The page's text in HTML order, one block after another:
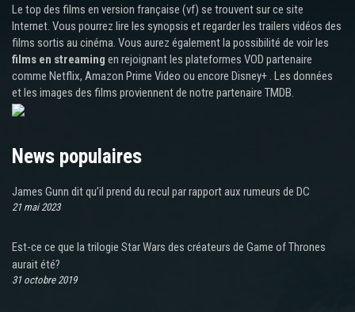
Le top des films en version française (vf) se trouvent sur ce site
Internet. Vous pourrez lire les synopsis et regarder les trailers vidéos des
films sortis au cinéma. Vous aurez également la possibilité de voir les
films en streaming en rejoignant les plateformes VOD partenaire
comme Netflix, Amazon Prime Video ou encore Disney+ . Les données
et les images des films proviennent de notre partenaire TMDB.
News populaires
James Gunn dit qu’il prend du recul par rapport aux rumeurs de DC
21 mai 2023
Est-ce ce que la trilogie Star Wars des créateurs de Game of Thrones
aurait été?
31 octobre 2019